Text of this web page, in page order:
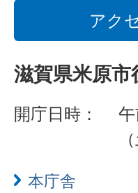
アク
滋賀県米原市
開庁日時：
本庁舎